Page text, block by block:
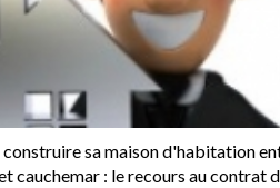
construire sa maison d'habitation
cauchemar : le recours au contrat